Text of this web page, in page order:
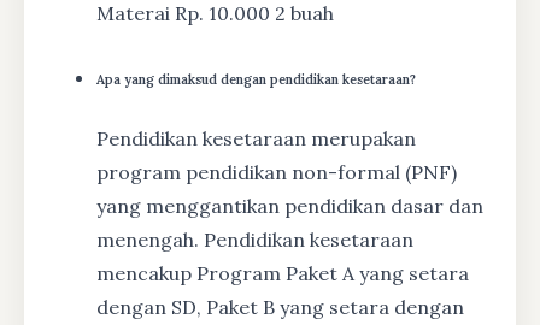
Materai Rp. 10.000 2 buah
Apa yang dimaksud dengan pendidikan kesetaraan?
Pendidikan kesetaraan merupakan
program pendidikan non-formal (PNF)
yang menggantikan pendidikan dasar dan
menengah. Pendidikan kesetaraan
mencakup Program Paket A yang setara
dengan SD, Paket B yang setara dengan